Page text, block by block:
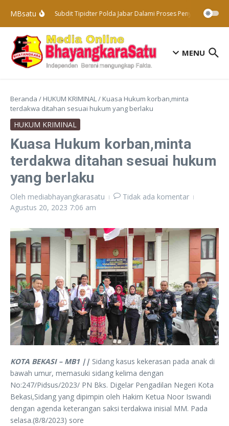
MBsatu
Subdit Tipidter Polda Jabar Dalami Proses Penyelidikan
MENU
Beranda / HUKUM KRIMINAL/ Kuasa Hukum korban,minta
terdakwa ditahan sesuai hukum yang berlaku
HUKUM KRIMINAL
Kuasa Hukum korban,minta
terdakwa ditahan sesuai hukum
yang berlaku
Oleh mediabhayangkarasatu
Tidak ada komentar
Agustus 20, 2023 7:06 am
KOTA BEKASI – MB1 || Sidang kasus kekerasan pada anak di
bawah umur, memasuki sidang kelima dengan
No:247/Pidsus/2023/ PN Bks. Digelar Pengadilan Negeri Kota
Bekasi,Sidang yang dipimpin oleh Hakim Ketua Noor Iswandi
dengan agenda keterangan saksi terdakwa inisial MM. Pada
selasa.(8/8/2023) sore